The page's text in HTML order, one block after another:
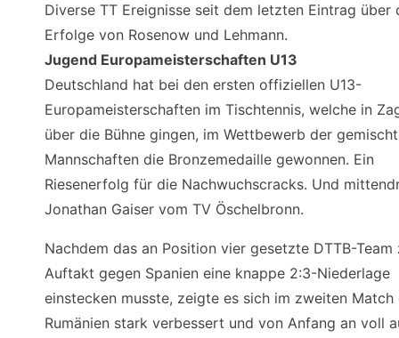
Diverse TT Ereignisse seit dem letzten Eintrag über
Erfolge von Rosenow und Lehmann.
Jugend Europameisterschaften U13
Deutschland hat bei den ersten offiziellen U13-
Europameisterschaften im Tischtennis, welche in
über die Bühne gingen, im Wettbewerb der
Mannschaften die Bronzemedaille gewonnen. Ein
Riesenerfolg für die Nachwuchscracks. Und
Jonathan Gaiser vom TV Öschelbronn.
Nachdem das an Position vier gesetzte DTTB-Team
Auftakt gegen Spanien eine knappe 2:3-Niederlage
einstecken musste, zeigte es sich im zweiten Match
Rumänien stark verbessert und von Anfang an voll